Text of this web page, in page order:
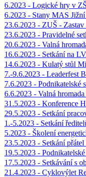
6.2023 - Logické hry v
6.2023 - Stany MAS
23.6.2023 - ZUŠ - Zastav
23.6.2023 - Pravidelné
20.6.2023 - Valná
16.6.2023 - Setkání na
14.6.2023 - Kulatý stůl
7.-9.6.2023 - Leaderfest
7.6.2023 - Podnikatelské
6.6.2023 - Valná
31.5.2023 - Konference
29.5.2023 - Setkání
1.-5.2023 - Setkání
5.2023 - Školení
23.5.2023 - Setkání
19.5.2023 -
17.5.2023 - Setkávání s
21.4.2023 - Cyklovýlet